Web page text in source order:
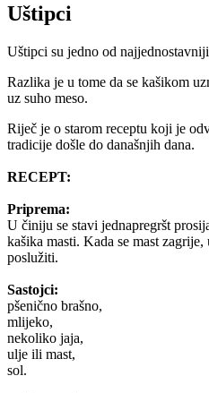
Uštipci
Uštipci su jedno od
Razlika je u tome da se kašikom
uz suho meso.
Riječ je o starom receptu koji je
tradicije došle do današnjih dana.
RECEPT:
Priprema:
U činiju se stavi jednapregršt
kašika masti. Kada se mast
poslužiti.
Sastojci:
pšenično brašno,
mlijeko,
nekoliko jaja,
ulje ili mast,
sol.